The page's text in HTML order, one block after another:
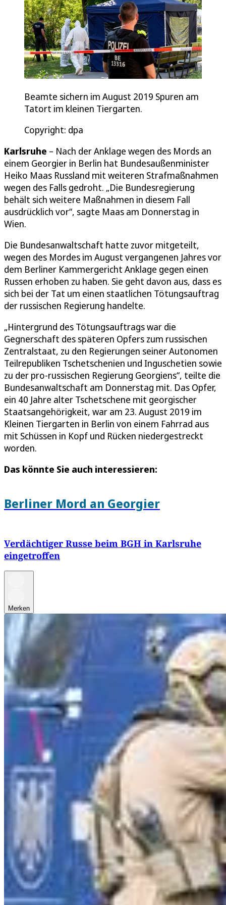
Beamte sichern im August 2019 Spuren am
Tatort im kleinen Tiergarten.
Copyright: dpa
Karlsruhe – Nach der Anklage wegen des Mords an
einem Georgier in Berlin hat Bundesaußenminister
Heiko Maas Russland mit weiteren Strafmaßnahmen
wegen des Falls gedroht. „Die Bundesregierung
behält sich weitere Maßnahmen in diesem Fall
ausdrücklich vor“, sagte Maas am Donnerstag in
Wien.
Die Bundesanwaltschaft hatte zuvor mitgeteilt,
wegen des Mordes im August vergangenen Jahres vor
dem Berliner Kammergericht Anklage gegen einen
Russen erhoben zu haben. Sie geht davon aus, dass es
sich bei der Tat um einen staatlichen Tötungsauftrag
der russischen Regierung handelte.
„Hintergrund des Tötungsauftrags war die
Gegnerschaft des späteren Opfers zum russischen
Zentralstaat, zu den Regierungen seiner Autonomen
Teilrepubliken Tschetschenien und Inguschetien sowie
zu der pro-russischen Regierung Georgiens“, teilte die
Bundesanwaltschaft am Donnerstag mit. Das Opfer,
ein 40 Jahre alter Tschetschene mit georgischer
Staatsangehörigkeit, war am 23. August 2019 im
Kleinen Tiergarten in Berlin von einem Fahrrad aus
mit Schüssen in Kopf und Rücken niedergestreckt
worden.
Das könnte Sie auch interessieren:
Berliner Mord an Georgier
Verdächtiger Russe beim BGH in Karlsruhe
eingetroffen
Merken